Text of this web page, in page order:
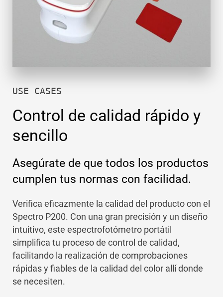
USE CASES
Control de calidad rápido y
sencillo
Asegúrate de que todos los productos
cumplen tus normas con facilidad.
Verifica eficazmente la calidad del producto con el
Spectro P200. Con una gran precisión y un diseño
intuitivo, este espectrofotómetro portátil
simplifica tu proceso de control de calidad,
facilitando la realización de comprobaciones
rápidas y fiables de la calidad del color allí donde
se necesiten.